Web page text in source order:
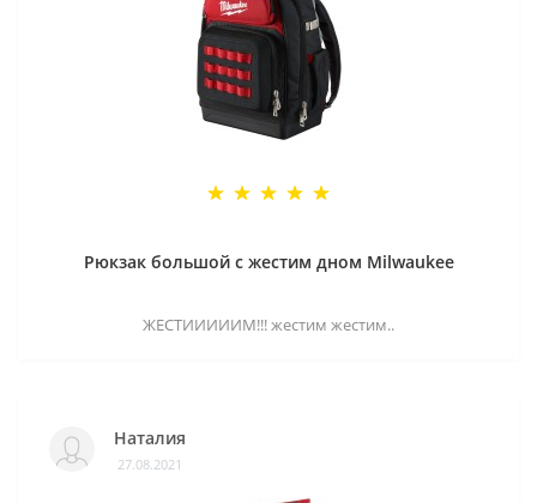
Рюкзак большой с жестим дном Milwaukee
ЖЕСТИИИИИМ!!! жестим жестим..
Наталия
27.08.2021